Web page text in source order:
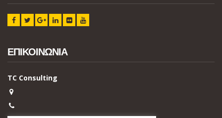
ΕΠΙΚΟΙΝΩΝΙΑ
TC Consulting